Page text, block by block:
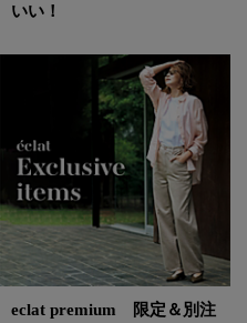
いい！
eclat premium 限定＆別注